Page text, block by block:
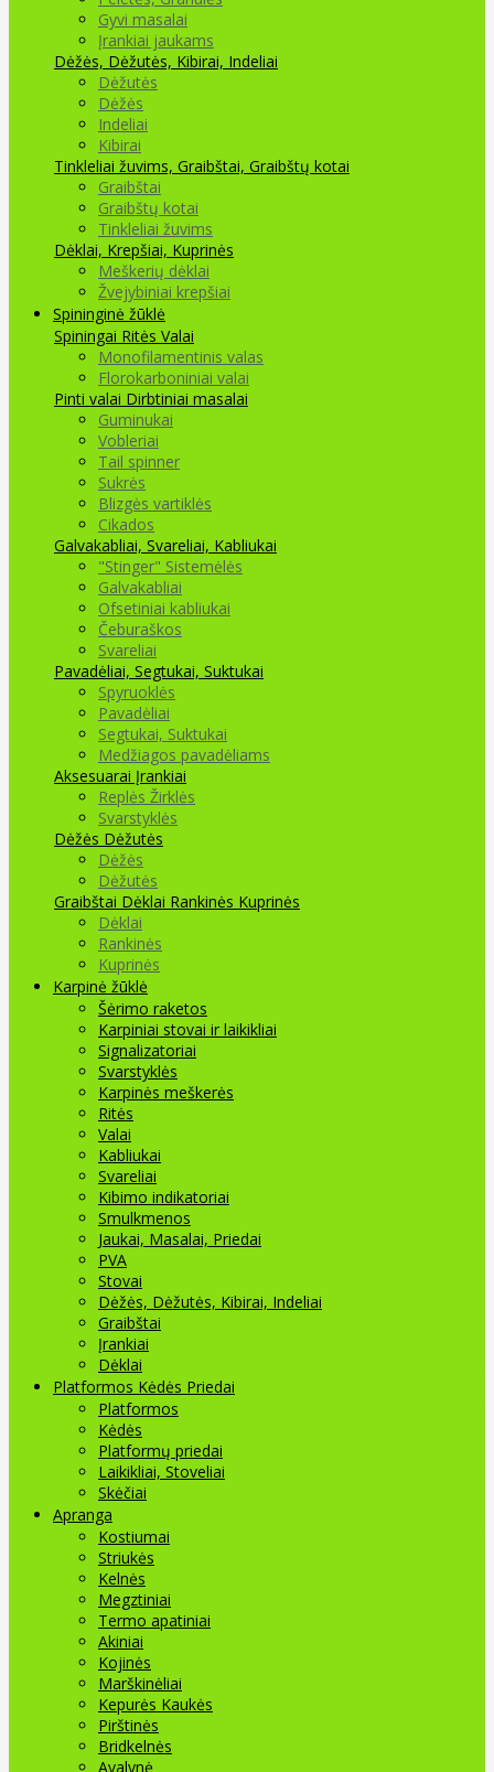
Gyvi masalai
Įrankiai jaukams
Dėžės, Dėžutės, Kibirai, Indeliai
Dėžutės
Dėžės
Indeliai
Kibirai
Tinkleliai žuvims, Graibštai, Graibštų kotai
Graibštai
Graibštų kotai
Tinkleliai žuvims
Dėklai, Krepšiai, Kuprinės
Meškerių dėklai
Žvejybiniai krepšiai
Spininginė žūklė
Spiningai Ritės Valai
Monofilamentinis valas
Florokarboniniai valai
Pinti valai Dirbtiniai masalai
Guminukai
Vobleriai
Tail spinner
Sukrės
Blizgės vartiklės
Cikados
Galvakabliai, Svareliai, Kabliukai
"Stinger" Sistemėlės
Galvakabliai
Ofsetiniai kabliukai
Čeburaškos
Svareliai
Pavadėliai, Segtukai, Suktukai
Spyruoklės
Pavadėliai
Segtukai, Suktukai
Medžiagos pavadėliams
Aksesuarai Įrankiai
Replės Žirklės
Svarstyklės
Dėžės Dėžutės
Dėžės
Dėžutės
Graibštai Dėklai Rankinės Kuprinės
Dėklai
Rankinės
Kuprinės
Karpinė žūklė
Šėrimo raketos
Karpiniai stovai ir laikikliai
Signalizatoriai
Svarstyklės
Karpinės meškerės
Ritės
Valai
Kabliukai
Svareliai
Kibimo indikatoriai
Smulkmenos
Jaukai, Masalai, Priedai
PVA
Stovai
Dėžės, Dėžutės, Kibirai, Indeliai
Graibštai
Įrankiai
Dėklai
Platformos Kėdės Priedai
Platformos
Kėdės
Platformų priedai
Laikikliai, Stoveliai
Skėčiai
Apranga
Kostiumai
Striukės
Kelnės
Megztiniai
Termo apatiniai
Akiniai
Kojinės
Marškinėliai
Kepurės Kaukės
Pirštinės
Bridkelnės
Avalynė